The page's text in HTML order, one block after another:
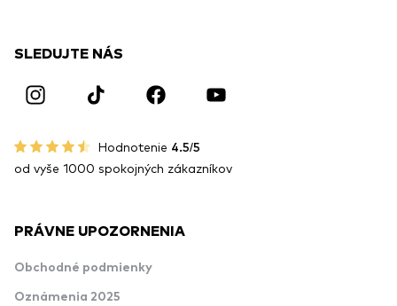
SLEDUJTE NÁS
Hodnotenie 4.5/5
od vyše 1000 spokojných zákazníkov
PRÁVNE UPOZORNENIA
Obchodné podmienky
Oznámenia 2025